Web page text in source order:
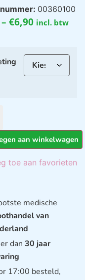
00360100
– €6,90 incl. btw
aan winkelwagen
toe aan favorieten
medische
van
dan 30 jaar
17:00 besteld,